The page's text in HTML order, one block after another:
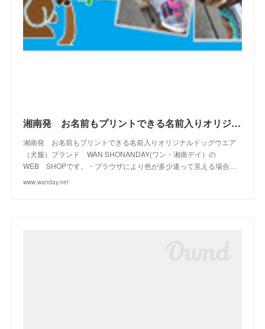
4)
(13)
10)
(16)
13)
23)
)
(2) 湘南発 お名前もプリントできる名前入りオリジナルドッグウエアブランド WAN SHONANDAY(ワン・湘南デイ）の WEB SHOPです
湘南発 お名前もプリントできる名前入りオリジナルドッグウエア
（犬服）ブランド WAN SHONANDAY(ワン・湘南デイ）の
WEB SHOPです。・ブラウザにより色が多少違って見える場合…
www.wanday.net